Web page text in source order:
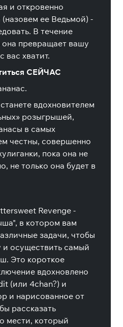
и откровенно
ее Ведьмой) -
В течение
она превращает вашу
вас хватит.
СЕЙЧАС
вдохновителем
розыгрышей,
в самых
честны, совершенно
пока она не
не только она будет в
Revenge -
в котором вам
задачи, чтобы
и осуществить самый
Это короткое
вдохновлено
(или 4chan?) и
и нарисованное от
рассказать
мести, который